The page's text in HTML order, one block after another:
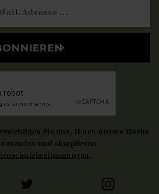
Sie uns, Ihnen unsere Werbe
und akzeptieren
.